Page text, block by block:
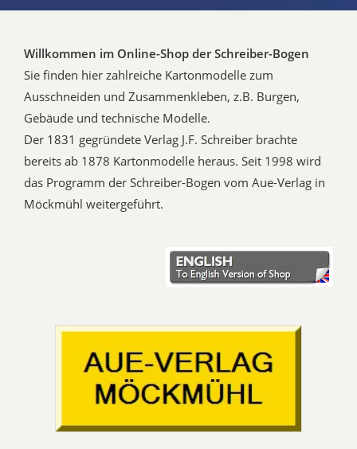
Willkommen im Online-Shop der Schreiber-Bogen
Sie finden hier zahlreiche Kartonmodelle zum
Ausschneiden und Zusammenkleben, z.B. Burgen,
Gebäude und technische Modelle.
Der 1831 gegründete Verlag J.F. Schreiber brachte
bereits ab 1878 Kartonmodelle heraus. Seit 1998 wird
das Programm der Schreiber-Bogen vom Aue-Verlag in
Möckmühl weitergeführt.